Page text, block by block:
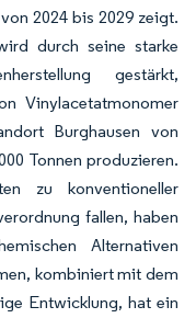
2024 bis 2029 zeigt.
durch seine starke
gestärkt,
Vinylacetatmonomer
Burghausen von
Tonnen produzieren.
zu konventioneller
fallen, haben
Alternativen
kombiniert mit dem
Entwicklung, hat ein